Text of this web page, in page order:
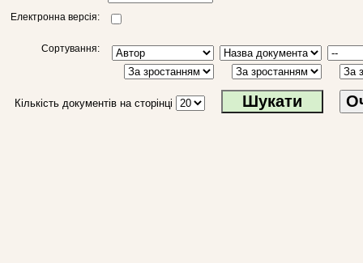
Електронна версія:
Сортування:
Кількість документів на сторінці